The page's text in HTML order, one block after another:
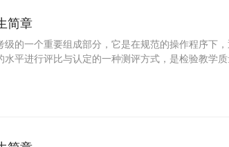
简章
级的一个重要组成部分，它是在规范的操作程序下
水平进行评比与认定的一种测评方式，是检验教学
强目标意识和竞争意识，对促进参加考级人员的全